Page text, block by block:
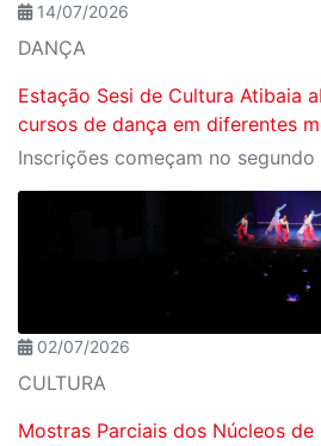
14/07/2026
DANÇA
Estação Sesi de Cultura Atibaia
cursos de dança em diferentes
02/07/2026
CULTURA
Mostras Parciais dos Núcleos de